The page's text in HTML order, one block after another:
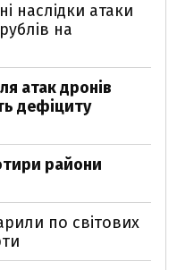
наслідки атаки
на
атак дронів
дефіциту
райони
по світових